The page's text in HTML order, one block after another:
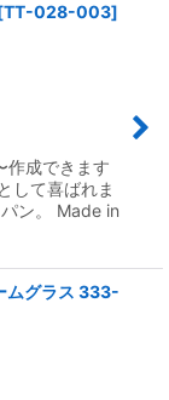
TT-028-003]
作成できます
して喜ばれま
ン。 Made in
ムグラス 333-